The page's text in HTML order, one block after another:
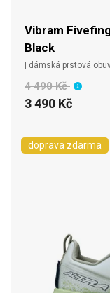
Vibram
Black
| dámská prstová
4 490 Kč
3 490 Kč
doprava zdarma